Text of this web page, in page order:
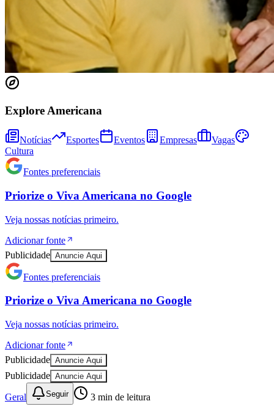
Athletico-PR
Explore Americana
Notícias Esportes Eventos Empresas
Vagas
Cultura
Fontes preferenciais
Priorize o Viva Americana no Google
Veja nossas notícias primeiro.
Adicionar fonte
Publicidade Anuncie Aqui
Fontes preferenciais
Priorize o Viva Americana no Google
Veja nossas notícias primeiro.
Adicionar fonte
Publicidade Anuncie Aqui
Publicidade Anuncie Aqui
Geral Seguir 3 min de leitura